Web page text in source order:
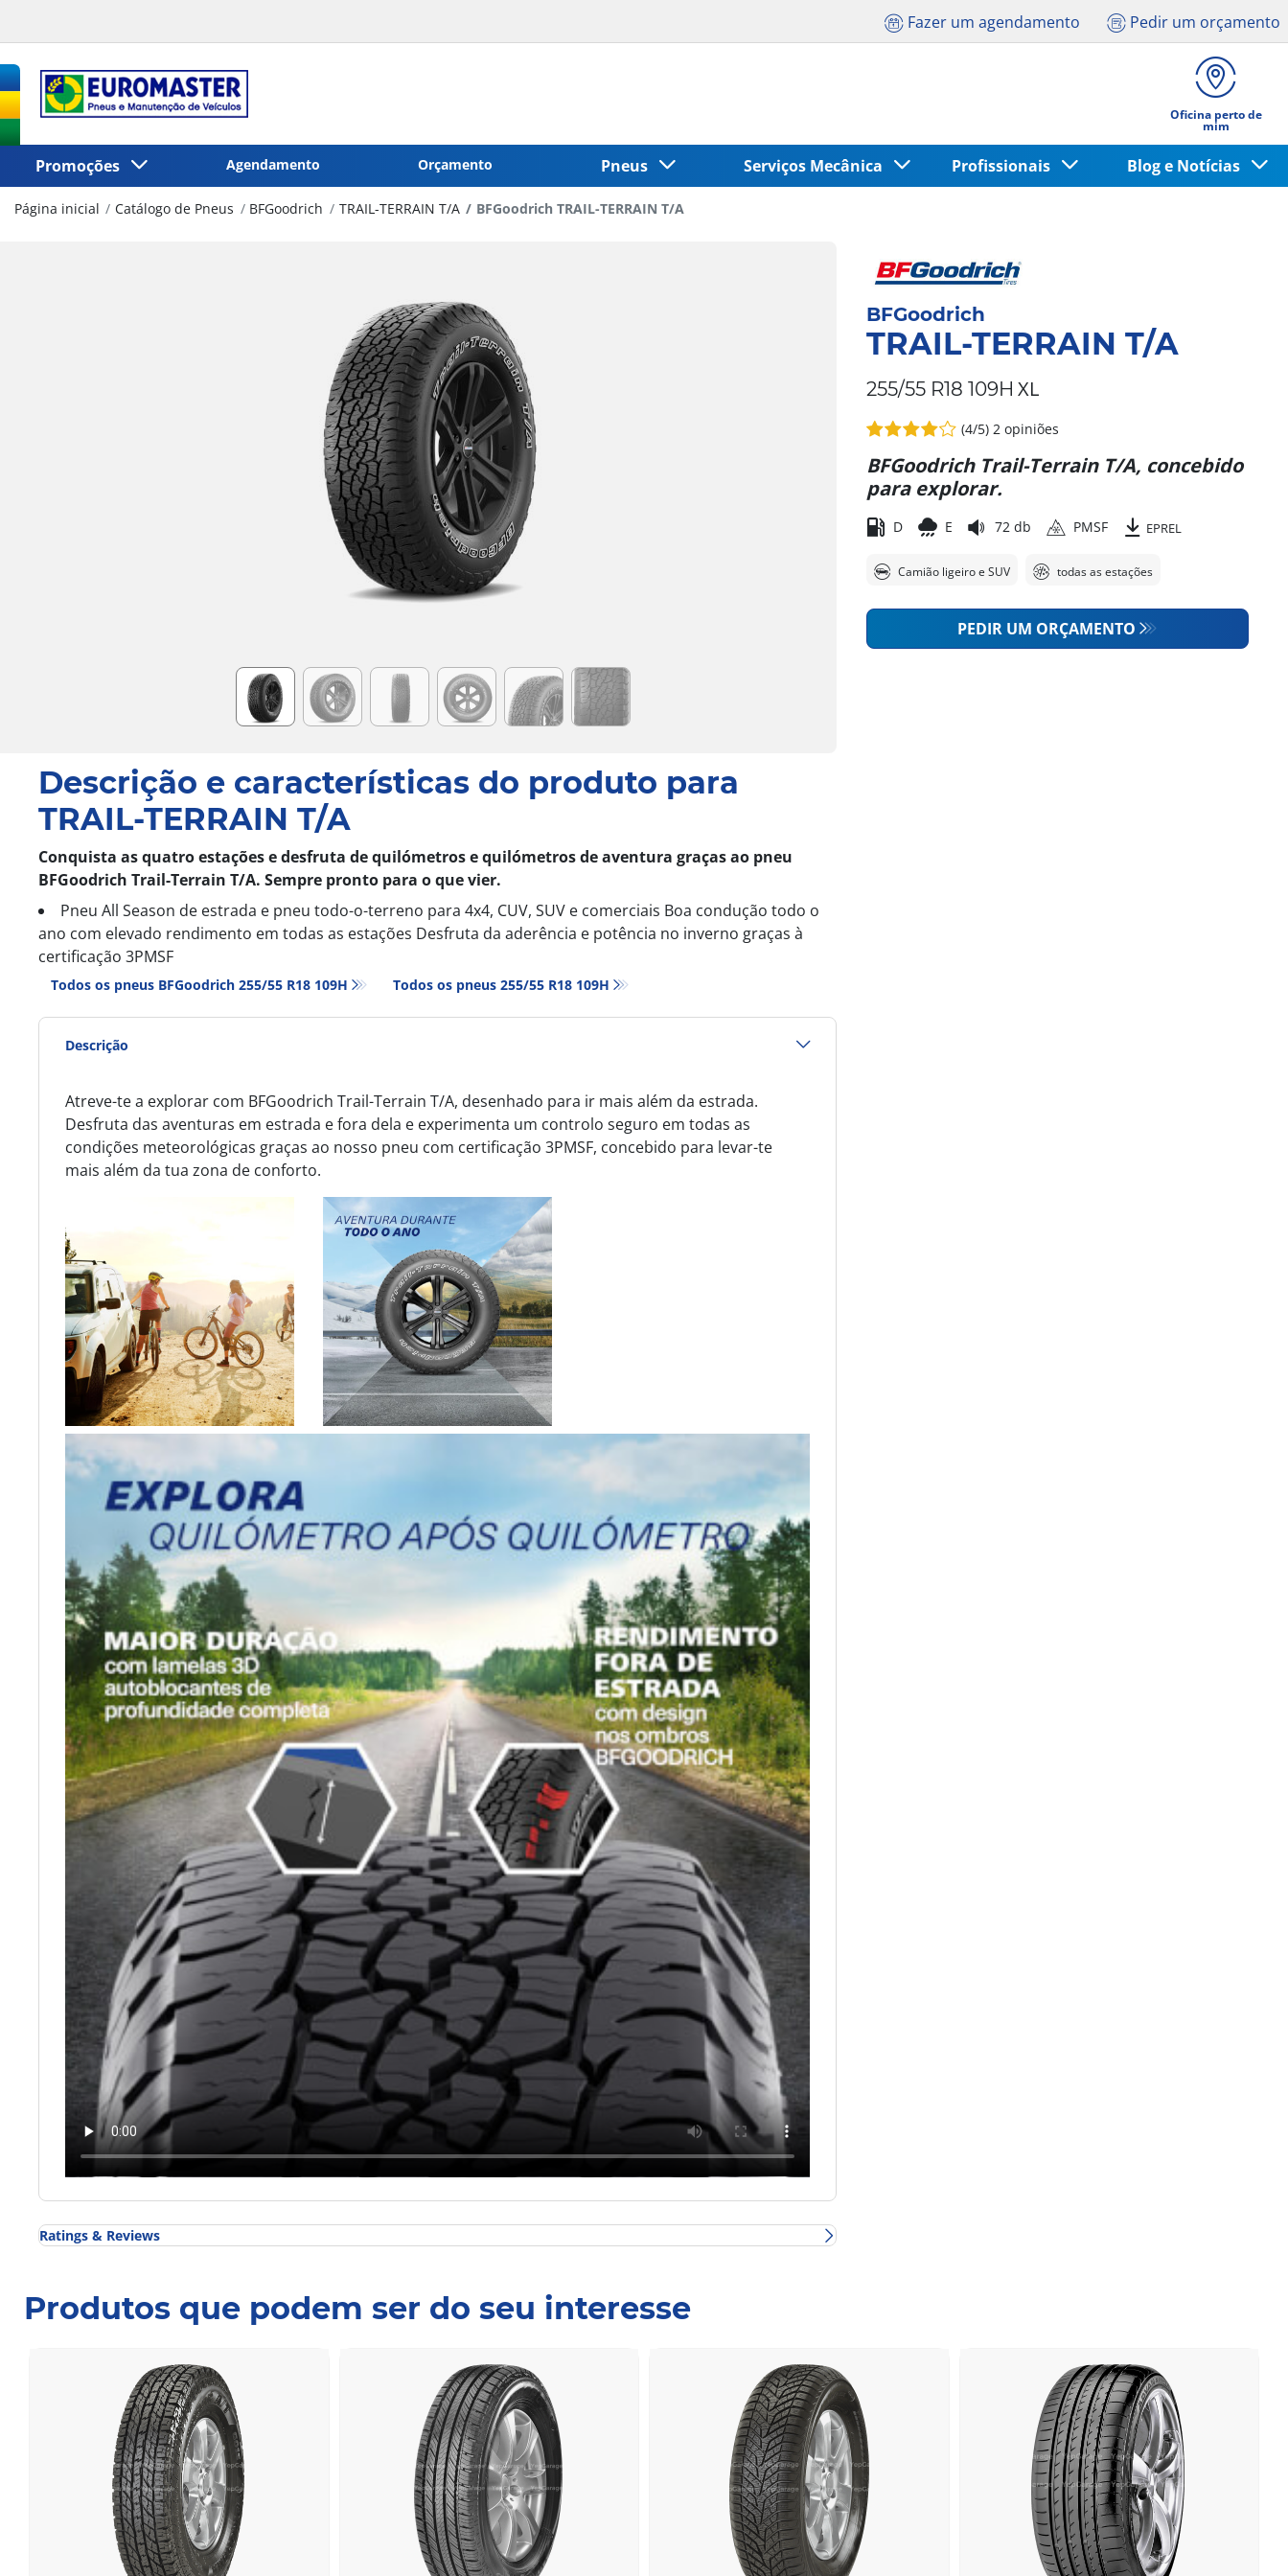
Fazer um agendamento Pedir um orçamento
Oficina perto de
mim
Promoções Agendamento Orçamento Pneus Serviços Mecânica Profissionais Blog e Notícias
Página inicial Catálogo de Pneus BFGoodrich TRAIL-TERRAIN T/A BFGoodrich TRAIL-TERRAIN T/A
Descrição e características do produto para
TRAIL-TERRAIN T/A
Conquista as quatro estações e desfruta de quilómetros e quilómetros de aventura graças ao pneu
BFGoodrich Trail-Terrain T/A. Sempre pronto para o que vier.
Pneu All Season de estrada e pneu todo-o-terreno para 4x4, CUV, SUV e comerciais Boa condução todo o
ano com elevado rendimento em todas as estações Desfruta da aderência e potência no inverno graças à
certificação 3PMSF
Todos os pneus BFGoodrich 255/55 R18 109H Todos os pneus‎ 255/55 R18 109H
Descrição
Atreve-te a explorar com BFGoodrich Trail-Terrain T/A, desenhado para ir mais além da estrada.
Desfruta das aventuras em estrada e fora dela e experimenta um controlo seguro em todas as
condições meteorológicas graças ao nosso pneu com certificação 3PMSF, concebido para levar-te
mais além da tua zona de conforto.
Ratings & Reviews
100%
Utilizadores que
Recomendar este pneu
Classificação geral com base em
2 opiniões dos utilizadores
Estas opiniões são provenientes dos sites da Michelin e BFGoodrich.
3/5
Pneu intermédio
BFGoodrich
TRAIL-TERRAIN T/A
255/55 R18 109H XL
(4/5) 2 opiniões
BFGoodrich Trail-Terrain T/A, concebido
para explorar.
D E 72 db PMSF EPREL
Camião ligeiro e SUV todas as estações
PEDIR UM ORÇAMENTO
Produtos que podem ser do seu interesse